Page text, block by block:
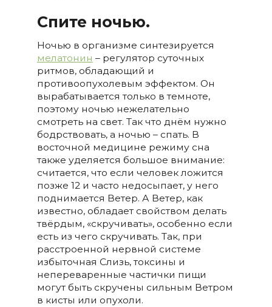
Спите ночью.
Ночью в организме синтезируется
мелатонин – регулятор суточных
ритмов, обладающий и
противоопухолевым эффектом. Он
вырабатывается только в темноте,
поэтому ночью нежелательно
смотреть на свет. Так что днём нужно
бодрствовать, а ночью – спать. В
восточной медицине режиму сна
также уделяется большое внимание:
считается, что если человек ложится
позже 12 и часто недосыпает, у него
поднимается Ветер. А Ветер, как
известно, обладает свойством делать
твёрдым, «скручивать», особенно если
есть из чего скручивать. Так, при
расстроенной нервной системе
избыточная Слизь, токсины и
непереваренные частички пищи
могут быть скручены сильным Ветром
в кисты или опухоли.